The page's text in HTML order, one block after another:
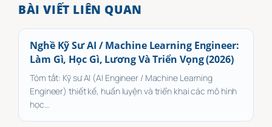
BÀI VIẾT LIÊN QUAN
Nghề Kỹ Sư AI / Machine Learning Engineer:
Làm Gì, Học Gì, Lương Và Triển Vọng (2026)
Tóm tắt: Kỹ sư AI (AI Engineer / Machine Learning
Engineer) thiết kế, huấn luyện và triển khai các mô hình
học…